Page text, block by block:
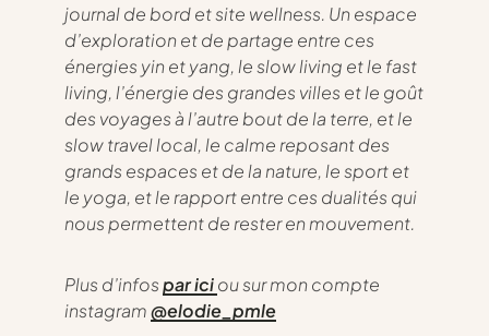
journal de bord et site wellness. Un espace
d’exploration et de partage entre ces
énergies yin et yang, le slow living et le fast
living, l’énergie des grandes villes et le goût
des voyages à l’autre bout de la terre, et le
slow travel local, le calme reposant des
grands espaces et de la nature, le sport et
le yoga, et le rapport entre ces dualités qui
nous permettent de rester en mouvement.
Plus d’infospar iciou sur mon compte
instagram@elodie_pmle